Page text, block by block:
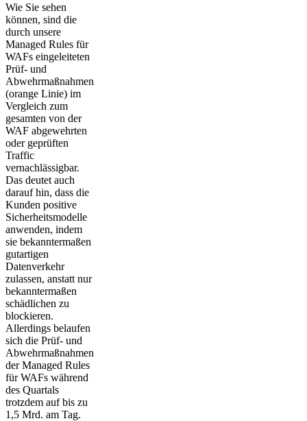
Wie Sie sehen
können, sind die
durch unsere
Managed Rules für
WAFs eingeleiteten
Prüf- und
Abwehrmaßnahmen
(orange Linie) im
Vergleich zum
gesamten von der
WAF abgewehrten
oder geprüften
Traffic
vernachlässigbar.
Das deutet auch
darauf hin, dass die
Kunden positive
Sicherheitsmodelle
anwenden, indem
sie bekanntermaßen
gutartigen
Datenverkehr
zulassen, anstatt nur
bekanntermaßen
schädlichen zu
blockieren.
Allerdings belaufen
sich die Prüf- und
Abwehrmaßnahmen
der Managed Rules
für WAFs während
des Quartals
trotzdem auf bis zu
1,5 Mrd. am Tag.